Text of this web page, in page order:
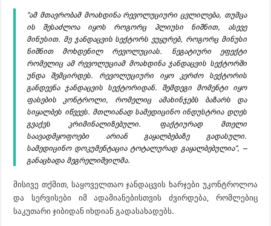
“ამ მთავრობამ მოახდინა რევოლუციური ცვლილება, თუმცა
ის შესაძლოა იყოს როგორც პლიუსი ნიშნით, ასევე
მინუსით. მე ჯანდაცვის სექტორს ვუყურებ, როგორც მინუსი
ნიშნით მოხდენილ რევოლუციას. ნეგატიური ეფექტი
რომელიც ამ რევოლუციამ მოახდინა ჯანდაცვის სექტორში
უნდა შემცირდეს. რევოლუციური იყო კერძო სექტორის
განდევნა ჯანდაცვის სექტორიდან. შემდეგი მომენტი იყო
ფასების კონტროლი, რომელიც ამახინჯებს ბაზარს და
სიყალბეს იწვევს. მთლიანად სამედიცინო ინდუსტრია დღეს
გვაქვს კრიმინალიზებული. ფაქტიურად მთელი
საავადმყოფოები არიან გაყალბებაზე გადასული.
სამედიცინო დოკუმენტაცია ტოტალურად გაყალბებულია“, –
განაცხადა მეგრელიშვილმა.
მისივე თქმით, საყოველთაო ჯანდაცვის ხარჯები უკონტროლოა
და სერვისები იმ ადამიანებისთვის ძვირდება, რომლებიც
საკუთარი ჯიბიდან იხდიან გადასახადებს.